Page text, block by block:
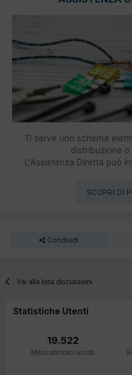
Ti serve uno schema
distribuzione o
L'Assistenza Diretta può
SCOPRI DI
Condividi
Vai alla lista discussioni
Statistiche Utenti
19.522
Meccatronici iscritti